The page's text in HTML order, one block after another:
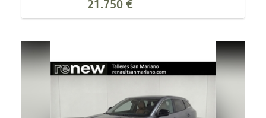
21.750 €